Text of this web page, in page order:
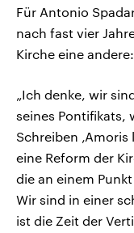
Für Antonio
nach fast vier
Kirche eine andere:
„Ich denke, wir
seines Pontifikats,
Schreiben
eine Reform der
die an einem
Wir sind in einer
ist die Zeit der